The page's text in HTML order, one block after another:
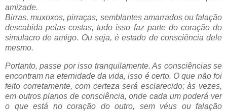
amizade.
Birras, muxoxos, pirraças, semblantes amarrados ou falação
descabida pelas costas, tudo isso faz parte do coração do
simulacro de amigo. Ou seja, é estado de consciência dele
mesmo.
Portanto, passe por isso tranquilamente. As consciências se
encontram na eternidade da vida, isso é certo. O que não foi
feito corretamente, com certeza será esclarecido; às vezes,
em outros planos de consciência, onde cada um poderá ver
o que está no coração do outro, sem véus ou falação